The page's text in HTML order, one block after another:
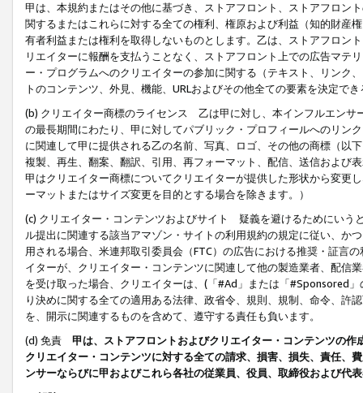
甲は、本規約またはその他に基づき、ストアフロント、ストアフロン
関するまたはこれらに対する全ての権利、権原および利益（知的財産
有者利益または権利を取得しないものとします。乙は、ストアフロン
リエイターに報酬を支払うことなく、ストアフロント上での広告マテ
ー・プログラムへのクリエイターの参加に関する（テキスト、リンク
トのコンテンツ、外見、機能、URLおよびその他全ての要素を決定で
(b) クリエイター商標のライセンス 乙は甲に対し、本インフルエンサ
の最長期間にわたり、甲に対してパブリック・プロフィールへのリン
に関連して甲に提供される乙の名前、写真、ロゴ、その他の商標（以
複製、再生、翻案、翻訳、引用、再フォーマット、配信、送信および
甲はクリエイター商標についてクリエイターが提供した形状から変更
ーマットまたはサイズ変更を目的とする場合を除きます。）
(c) クリエイター・コンテンツおよびサイト 疑義を避けるためにいう
ル提出に関連する該当アマゾン・サイトの利用規約の規定に従い、か
用される場合、米連邦取引委員会（FTC）の広告における推奨・証言
イターが、クリエイター・コンテンツに関連して他の製造業者、配信
を受け取った場合、クリエイターは、(「#Ad」または「#Sponsored
り決めに関する全ての適用ある法律、政省令、規則、規制、命令、許
を、開示に関連するものを含めて、遵守する責任も負います。
(d) 免責 甲は、ストアフロントおよびクリエイター・コンテンツの
クリエイター・コンテンツに対する全ての請求、損害、損失、責任、
ンサーならびに甲およびこれら各社の従業員、役員、取締役および代